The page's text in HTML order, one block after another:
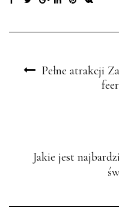
Pełne atrakcji
Jakie jest